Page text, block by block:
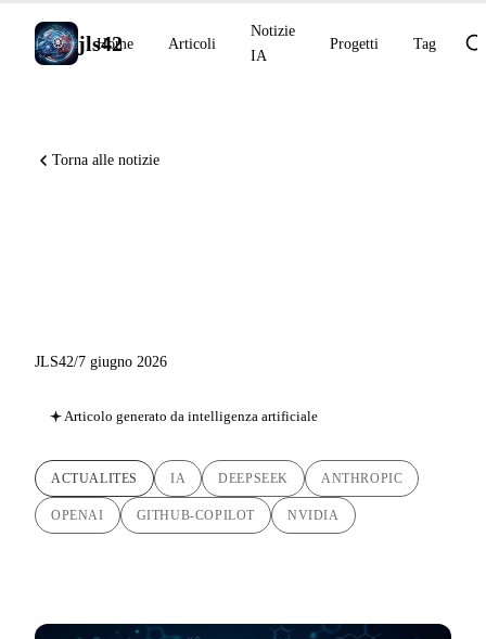
jls42
Home Articoli
Notizie
IA
Progetti Tag
Torna alle notizie
JLS42/7 giugno 2026
Articolo generato da intelligenza artificiale
ACTUALITES IA DEEPSEEK ANTHROPIC
OPENAI GITHUB-COPILOT NVIDIA